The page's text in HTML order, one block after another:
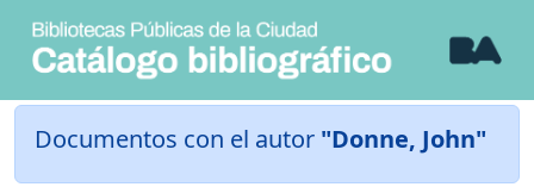
Documentos con el autor "Donne, John"